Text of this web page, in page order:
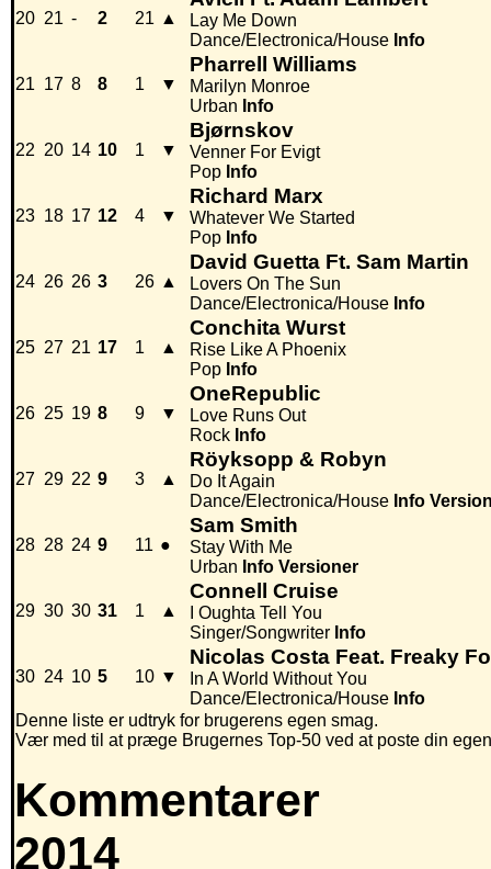
20 21 - 2 21 ▲
Lay Me Down
Dance/Electronica/House Info
21 17 8 8 1 ▼
Pharrell Williams
Marilyn Monroe
Urban Info
22 20 14 10 1 ▼
Bjørnskov
Venner For Evigt
Pop Info
23 18 17 12 4 ▼
Richard Marx
Whatever We Started
Pop Info
24 26 26 3 26 ▲
David Guetta Ft. Sam Martin
Lovers On The Sun
Dance/Electronica/House Info
25 27 21 17 1 ▲
Conchita Wurst
Rise Like A Phoenix
Pop Info
26 25 19 8 9 ▼
OneRepublic
Love Runs Out
Rock Info
27 29 22 9 3 ▲
Röyksopp & Robyn
Do It Again
Dance/Electronica/House Info
28 28 24 9 11 ●
Sam Smith
Stay With Me
Urban Info Versioner
29 30 30 31 1 ▲
Connell Cruise
I Oughta Tell You
Singer/Songwriter Info
30 24 10 5 10 ▼
Nicolas Costa Feat. Freaky
In A World Without You
Dance/Electronica/House Info
Denne liste er udtryk for brugerens egen smag.
Vær med til at præge Brugernes Top-50 ved at poste din
Kommentarer
2014